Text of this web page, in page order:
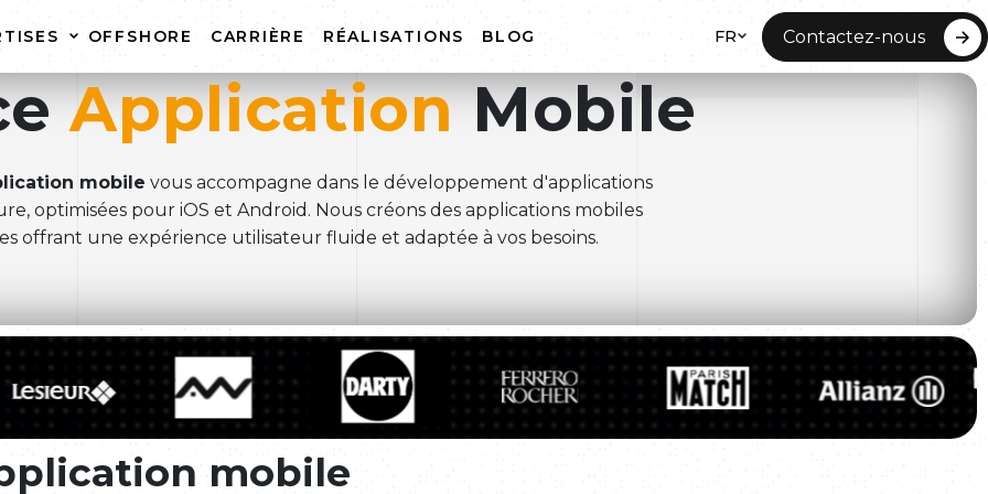
CRÉATION DE SITE
INTERNET
HÉBERGEMENT WEB
COMMERCE
INTERNET
MAINTENANCE DE SITE
OFFSHORE CARRIÈRE RÉALISATIONS BLOG FR Contactez-nous
ApplicationMobile
mobile vous accompagne dans le développement d'applications
optimisées pour iOS et Android. Nous créons des applications mobiles
offrant une expérience utilisateur fluide et adaptée à vos besoins.
mobile